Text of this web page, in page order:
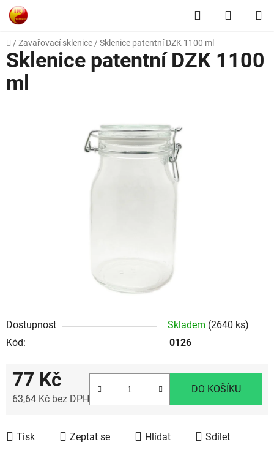
Přejít
na
obsah
Hledat
KOŠÍK
Domů
/ Zavařovací sklenice / Sklenice patentní DZK 1100 ml
Dostupnost Skladem (2640 ks)
Kód:
0126
77 Kč
63,64 Kč bez DPH
DO KOŠÍKU
Tisk Zeptat se Hlídat Sdílet
Sklenice patentní DZK 1100
ml